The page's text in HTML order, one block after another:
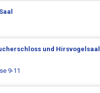
und Hirsvogelsaal
9-11